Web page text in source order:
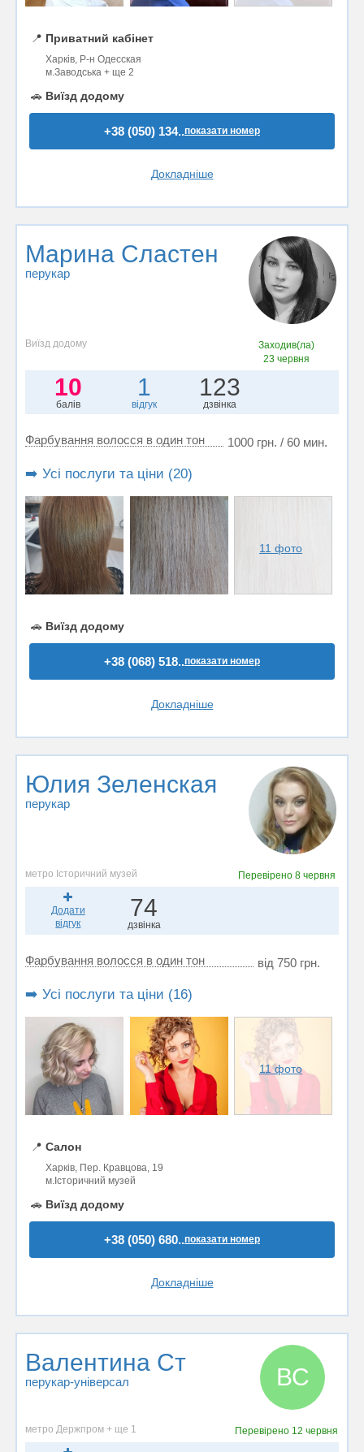
📍 Приватний кабінет
Харків, Р-н Одесская
м.Заводська + ще 2
🚗 Виїзд додому
+38 (050) 134..показати номер
Докладніше
Марина Сластен
перукар
Виїзд додому
Заходив(ла)
23 червня
10
балів
1
відгук
123
дзвінка
Фарбування волосся в один тон 1000 грн. / 60 мин.
➡️ Усі послуги та ціни (20)
11 фото
🚗 Виїзд додому
+38 (068) 518..показати номер
Докладніше
Юлия Зеленская
перукар
метро Історичний музей Перевірено 8 червня
Додати
відгук
74
дзвінка
Фарбування волосся в один тон від 750 грн.
➡️ Усі послуги та ціни (16)
11 фото
📍 Салон
Харків, Пер. Кравцова, 19
м.Історичний музей
🚗 Виїзд додому
+38 (050) 680..показати номер
Докладніше
Валентина Ст
перукар-універсал ВС
метро Держпром + ще 1 Перевірено 12 червня